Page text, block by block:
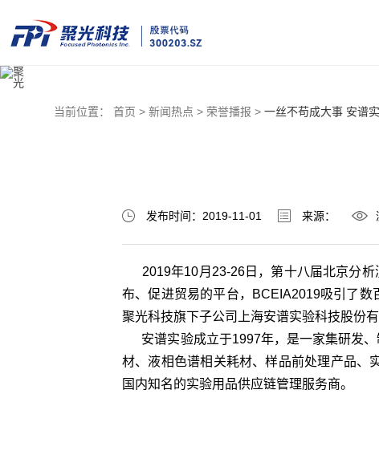
当前位置： 首页 > 新闻热点 > 荣誉播报 > 一丝不苟成大事 安谱
发布时间：2019-11-01 来源：
2019年10月23-26日，第十八届北京分析
布、促进贸易的平台，BCEIA2019吸引了
聚光科技旗下子公司上海安谱实验科技股份
安谱实验成立于1997年，是一家集研发、
材、液相色谱相关耗材、样品前处理产品、
国内知名的实验用品供应链管理服务商。